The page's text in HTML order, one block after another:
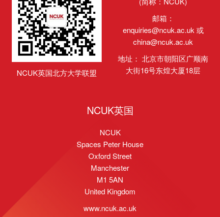
NCUK英国北方大学联盟
邮箱：
enquiries@ncuk.ac.uk或
china@ncuk.ac.uk
地址： 北京市朝阳区广顺南
大街16号东煌大厦18层
NCUK英国
NCUK
Spaces Peter House
Oxford Street
Manchester
M1 5AN
United Kingdom
www.ncuk.ac.uk